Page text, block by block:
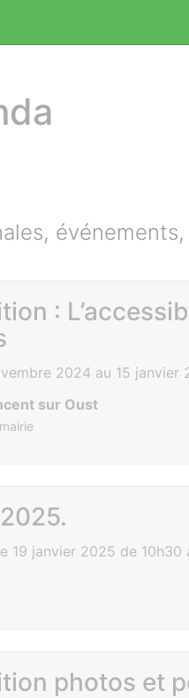
:
2024 au 15 janvier
sur Oust
19 janvier 2025 de 10h30
photos et